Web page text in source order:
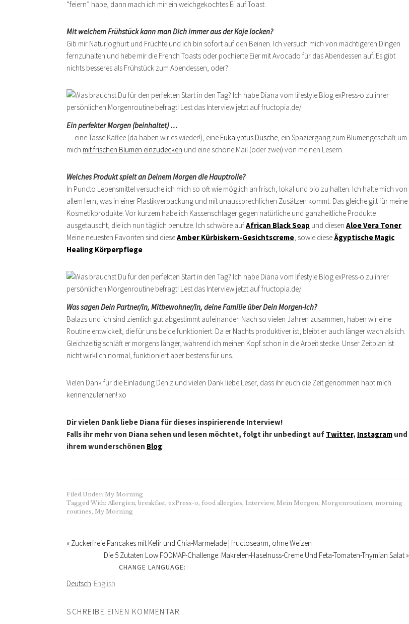
“feiern” habe, dann mach ich mir ein weichgekochtes Ei auf Toast.
Mit welchem Frühstück kann man Dich immer aus der Koje locken?
Gib mir Naturjoghurt und Früchte und ich bin sofort auf den Beinen. Ich versuch mich von mächtigeren Dingen
fernzuhalten und hebe mir die French Toasts oder pochierte Eier mit Avocado für das Abendessen auf. Es gibt
nichts besseres als Frühstück zum Abendessen, oder?
Ein perfekter Morgen (beinhaltet) …
… eine Tasse Kaffee (da haben wir es wieder!), eine Eukalyptus Dusche, ein Spaziergang zum Blumengeschäft um
mich mit frischen Blumen einzudecken und eine schöne Mail (oder zwei) von meinen Lesern.
Welches Produkt spielt an Deinem Morgen die Hauptrolle?
In Puncto Lebensmittel versuche ich mich so oft wie möglich an frisch, lokal und bio zu halten. Ich halte mich von
allem fern, was in einer Plastikverpackung und mit unaussprechlichen Zusätzen kommt. Das gleiche gilt für meine
Kosmetikprodukte. Vor kurzem habe ich Kassenschlager gegen natürliche und ganzheitliche Produkte
ausgetauscht, die ich nun täglich benutze. Ich schwöre aufAfrican Black Soap und diesen Aloe Vera Toner.
Meine neuesten Favoriten sind dieseAmber Kürbiskern-Gesichtscreme, sowie dieseÄgyptische Magic
Healing Körperpflege.
Was sagen Dein Partner/in, Mitbewohner/in, deine Familie über Dein Morgen-Ich?
Balazs und ich sind ziemlich gut abgestimmt aufeinander. Nach so vielen Jahren zusammen, haben wir eine
Routine entwickelt, die für uns beide funktioniert. Da er Nachts produktiver ist, bleibt er auch länger wach als ich.
Gleichzeitig schläft er morgens länger, während ich meinen Kopf schon in die Arbeit stecke. Unser Zeitplan ist
nicht wirklich normal, funktioniert aber bestens für uns.
Vielen Dank für die Einladung Deniz und vielen Dank liebe Leser, dass ihr euch die Zeit genommen habt mich
kennenzulernen! xo
Dir vielen Dank liebe Diana für dieses inspirierende Interview!
Falls ihr mehr von Diana sehen und lesen möchtet, folgt ihr unbedingt auf Twitter, Instagram und
ihrem wunderschönen Blog!
Filed Under: My Morning
Tagged With: Allergien, breakfast, exPress-o, food allergies, Interview, Mein Morgen, Morgenroutinen, morning
routines, My Morning
« Zuckerfreie Pancakes mit Kefir und Chia-Marmelade | fructosearm, ohne Weizen
Die 5 Zutaten Low FODMAP-Challenge: Makrelen-Haselnuss-Creme Und Feta-Tomaten-Thymian Salat »
CHANGE LANGUAGE:
Deutsch English
SCHREIBE EINEN KOMMENTAR